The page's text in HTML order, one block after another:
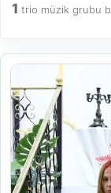
1 trio müzik grubu